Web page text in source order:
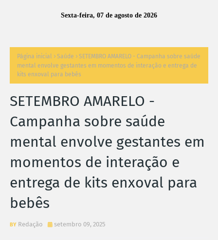
Sexta-feira, 07 de agosto de 2026
Página inicial Saúde
SETEMBRO AMARELO - Campanha sobre saúde
mental envolve gestantes em momentos de interação e entrega de
kits enxoval para bebês
SETEMBRO AMARELO -
Campanha sobre saúde
mental envolve gestantes em
momentos de interação e
entrega de kits enxoval para
bebês
Redação setembro 09, 2025